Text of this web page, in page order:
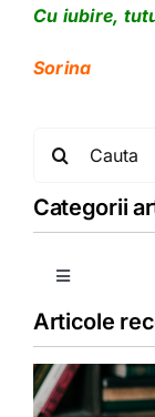
Cu iubire,
Sorina
Categorii
Toggle
Copii
Detoxifiere
Articole